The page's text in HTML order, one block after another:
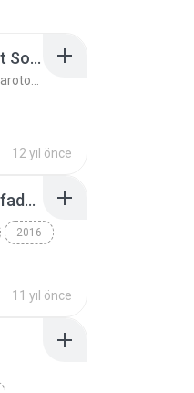
Turma do Pagode Tá Louco Hein Part Sorriso Maroto (Ao Vivo) DVD 2014
12 yıl önce
01 - Marcos e Belutti part. Wesley Safadão - Aquele um por cento (Remix 2016).mp3
2016
11 yıl önce